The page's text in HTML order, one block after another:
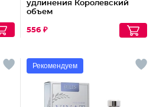
удлинения Королевский
объем
556 ₽
Рекомендуем